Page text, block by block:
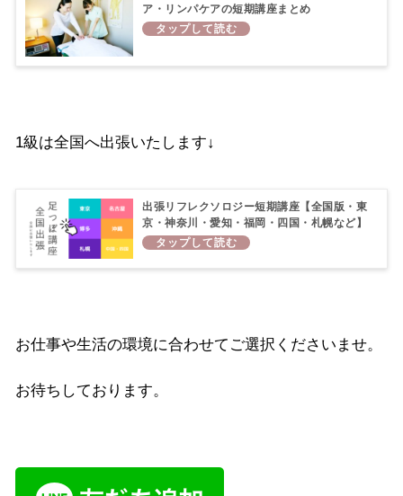
ア・リンパケアの短期講座まとめ
1級は全国へ出張いたします↓
出張リフレクソロジー短期講座【全国版・東
京・神奈川・愛知・福岡・四国・札幌など】
お仕事や生活の環境に合わせてご選択くださいませ。
お待ちしております。